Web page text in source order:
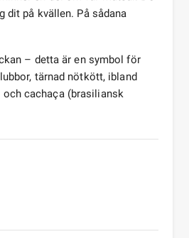
dit på kvällen. På sådana
– detta är en symbol för
tärnad nötkött, ibland
cachaça (brasiliansk